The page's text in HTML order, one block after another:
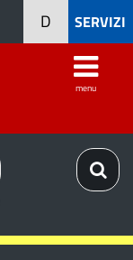
SERVIZI
D
menu